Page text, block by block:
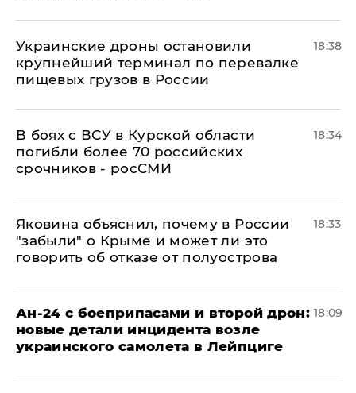
Украинские дроны остановили
крупнейший терминал по перевалке
пищевых грузов в России
18:38
В боях с ВСУ в Курской области
погибли более 70 российских
срочников - росСМИ
18:34
Яковина объяснил, почему в России
"забыли" о Крыме и может ли это
говорить об отказе от полуострова
18:33
Ан-24 с боеприпасами и второй дрон:
новые детали инцидента возле
украинского самолета в Лейпциге
18:09